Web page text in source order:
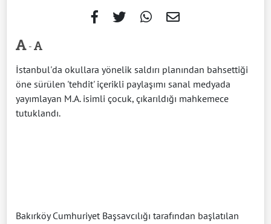
-
İstanbul'da okullara yönelik saldırı planından bahsettiği
öne sürülen 'tehdit' içerikli paylaşımı sanal medyada
yayımlayan M.A. isimli çocuk, çıkarıldığı mahkemece
tutuklandı.
Bakırköy Cumhuriyet Başsavcılığı tarafından başlatılan